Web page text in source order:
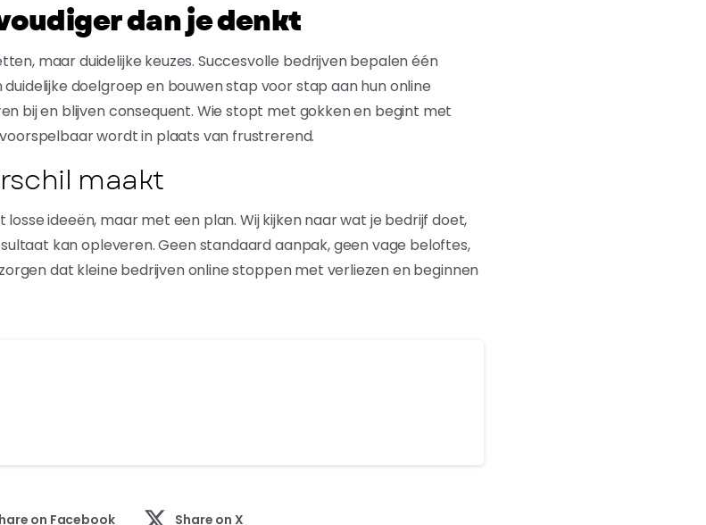
dan je denkt
maar duidelijke keuzes. Succesvolle bedrijven bepalen één
doelgroep en bouwen stap voor stap aan hun online
bij en blijven consequent. Wie stopt met gokken en begint met
wordt in plaats van frustrerend.
maakt
ideeën, maar met een plan. Wij kijken naar wat je bedrijf doet,
kan opleveren. Geen standaard aanpak, geen vage beloftes,
dat kleine bedrijven online stoppen met verliezen en beginnen
on Facebook Share on X